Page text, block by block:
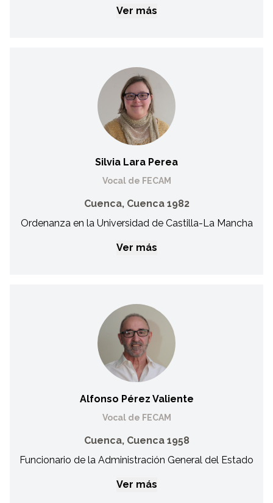
Ver más
Funcionario del SESCAM desde 1993 en activo, en el
Servicio de Mantenimiento. Socio fundador del Club
Paralímpico Ciudad de Puertollano, en Septiembre de 2011.
Presidente del Club Paralímpico Puertollano. Vinculado al
Club Balonmano Puertollano desde 1975, formando parte
Silvia Lara Perea
Vocal de FECAM
Cuenca, Cuenca 1982
Ordenanza en la Universidad de Castilla-La Mancha
Ver más
Trabaja en la Universidad de Castilla-La Mancha como
ordenanza desde el año 2006. Es nadadora del Club
Natación Cuenca desde el año 1997 y deportista de Fecam
desde 1999. Además de formar parte de la selección de
Fecam, ha participado en competiciones nacionales e
ocasiones y ha obtenido varias medallas en campeonatos
Alfonso Pérez Valiente
Vocal de FECAM
Cuenca, Cuenca 1958
Funcionario de la Administración General del Estado
Ver más